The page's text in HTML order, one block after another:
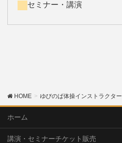
セミナー・講演
HOME ゆびのば体操インストラクター
ホーム
講演・セミナーチケット販売